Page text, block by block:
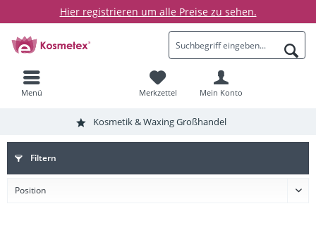
Hier registrieren um alle Preise zu sehen.
Kosmetik & Waxing Großhandel
Menü Merkzettel Mein Konto
Filtern